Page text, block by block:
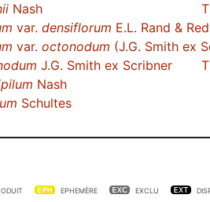
Nash
var. densiflorum E.L. Rand &
var. octonodum (J.G. Smith ex
J.G. Smith ex Scribner
Nash
Schultes
EPHEMÈRE EXCLU